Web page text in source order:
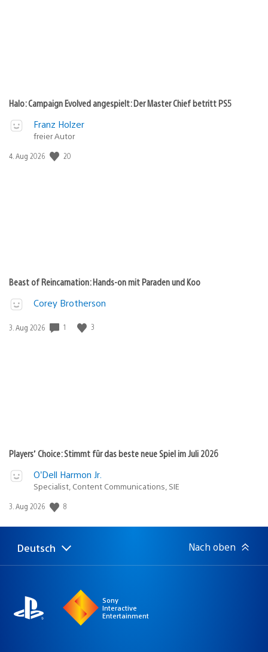
Halo: Campaign Evolved angespielt: Der Master Chief betritt PS5
Franz Holzer
freier Autor
Veröffentlichungsdatum:
4. Aug 2026 20
Beast of Reincarnation: Hands-on mit Paraden und Koo
Corey Brotherson
Veröffentlichungsdatum:
3. Aug 2026 1 3
Players’ Choice: Stimmt für das beste neue Spiel im Juli 2026
O’Dell Harmon Jr.
Specialist, Content Communications, SIE
Veröffentlichungsdatum:
3. Aug 2026 8
Select
a
Aktuelle
Region:
Deutsch Nach oben
Sony
Interactive
Entertainment